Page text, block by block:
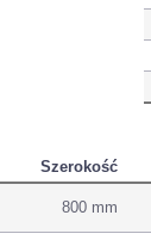
Szerokość
800 mm